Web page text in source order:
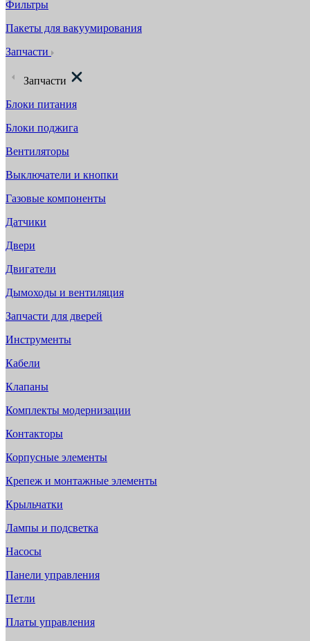
Фильтры
Пакеты для вакуумирования
Запчасти
Запчасти
Блоки питания
Блоки поджига
Вентиляторы
Выключатели и кнопки
Газовые компоненты
Датчики
Двери
Двигатели
Дымоходы и вентиляция
Запчасти для дверей
Инструменты
Кабели
Клапаны
Комплекты модернизации
Контакторы
Корпусные элементы
Крепеж и монтажные элементы
Крыльчатки
Лампы и подсветка
Насосы
Панели управления
Петли
Платы управления